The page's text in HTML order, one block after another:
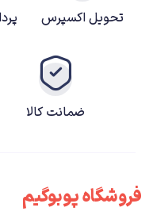
چالش های جذاب خواهد بود.
تحویل اکسپرس
ضمانت کالا
فروشگاه پوبوگیم